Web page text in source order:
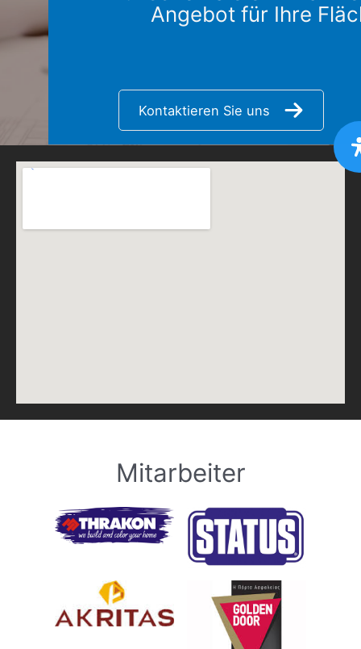
Angebot für Ihre
Kontaktieren Sie uns
Mitarbeiter